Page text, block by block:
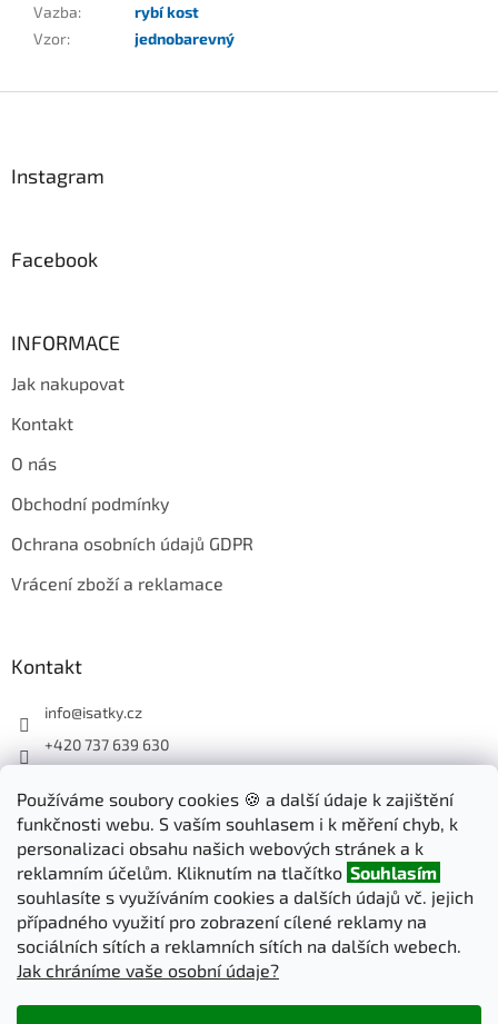
Používáme soubory cookies 🍪 a další údaje k zajištění
funkčnosti webu. S vaším souhlasem i k měření chyb, k
personalizaci obsahu našich webových stránek a k
reklamním účelům. Kliknutím na tlačítko Souhlasím
souhlasíte s využíváním cookies a dalších údajů vč. jejich
případného využití pro zobrazení cílené reklamy na
sociálních sítích a reklamních sítích na dalších webech.
Jak chráníme vaše osobní údaje?
Vazba:
rybí kost
Vzor: jednobarevný
Instagram
Facebook
INFORMACE
Jak nakupovat
Kontakt
O nás
Obchodní podmínky
Ochrana osobních údajů GDPR
Vrácení zboží a reklamace
Kontakt
info@isatky.cz
+420 737 639 630
isatky_cz
Odebírat newsletter
PŘIHLÁSIT